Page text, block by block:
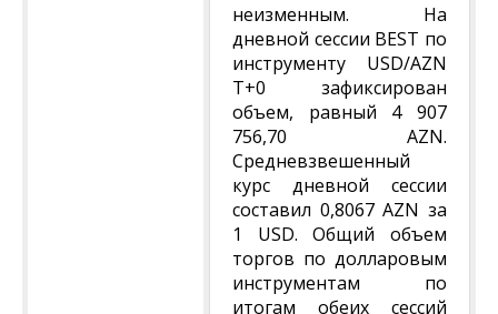
неизменным. На
дневной сессии BEST по
инструменту USD/AZN
T+0 зафиксирован
объем, равный 4 907
756,70 AZN.
Средневзвешенный
курс дневной сессии
составил 0,8067 AZN за
1 USD. Общий объем
торгов по долларовым
инструментам по
итогам обеих сессий